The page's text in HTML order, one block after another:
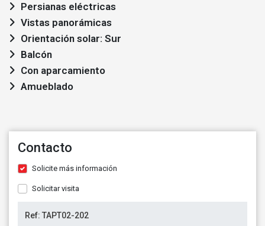
Persianas eléctricas
Vistas panorámicas
Orientación solar: Sur
Balcón
Con aparcamiento
Amueblado
Contacto
Solicite más información
Solicitar visita